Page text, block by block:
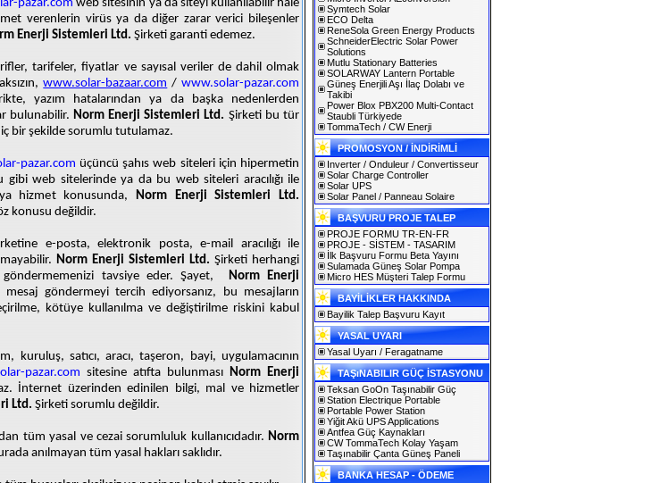
pazar.com web sitesinin ya da siteyi kullanılabilir hale
verenlerin virüs ya da diğer zarar verici bileşenler
Enerji Sistemleri Ltd. Şirketi garanti edemez.
tarifeler, fiyatlar ve sayısal veriler de dahil olmak
www.solar-bazaar.com /www.solar-pazar.com
yazım hatalarından ya da başka nedenlerden
bulunabilir. Norm Enerji Sistemleri Ltd. Şirketi bu tür
bir şekilde sorumlu tutulamaz.
pazar.com üçüncü şahıs web siteleri için hipermetin
gibi web sitelerinde ya da bu web siteleri aracılığı ile
hizmet konusunda, Norm Enerji Sistemleri Ltd.
konusu değildir.
e-posta, elektronik posta, e-mail aracılığı ile
Norm Enerji Sistemleri Ltd. Şirketi herhangi
tavsiye eder. Şayet,
Norm Enerji
göndermeyi tercih ediyorsanız, bu mesajların
kötüye kullanılma ve değiştirilme riskini kabul
kuruluş, satıcı, aracı, taşeron, bayi, uygulamacının
pazar.com sitesine atıfta bulunması Norm Enerji
İnternet üzerinden edinilen bilgi, mal ve hizmetler
Ltd. Şirketi sorumlu değildir.
tüm yasal ve cezai sorumluluk kullanıcıdadır. Norm
anılmayan tüm yasal hakları saklıdır.
Symtech Solar
ECO Delta
ReneSola Green Energy Products
SchneiderElectric Solar Power
Solutions
Mutlu Stationary Batteries
SOLARWAY Lantern Portable
Güneş Enerjili Aşı İlaç Dolabı ve
Takibi
Power Blox PBX200 Multi-Contact
Staubli Türkiyede
TommaTech / CW Enerji
PROMOSYON / İNDİRİMLİ
Inverter / Onduleur / Convertisseur
Solar Charge Controller
Solar UPS
Solar Panel / Panneau Solaire
BAŞVURU PROJE TALEP
PROJE FORMU TR-EN-FR
PROJE - SİSTEM - TASARIM
İlk Başvuru Formu Beta Yayını
Sulamada Güneş Solar Pompa
Micro HES Müşteri Talep Formu
BAYİLİKLER HAKKINDA
Bayilik Talep Başvuru Kayıt
YASAL UYARI
Yasal Uyarı / Feragatname
TAŞıNABILIR GÜÇ İSTASYONU
Teksan GoOn Taşınabilir Güç
Station Electrique Portable
Portable Power Station
Yiğit Akü UPS Applications
Antfea Güç Kaynakları
CW TommaTech Kolay Yaşam
Taşınabilir Çanta Güneş Paneli
BANKA HESAP - ÖDEME